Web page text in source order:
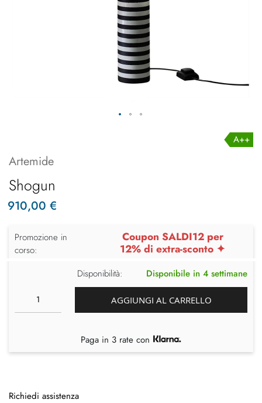
A++
Artemide
Shogun
910,00 €
Promozione in
corso:
Coupon SALDI12 per
12% di extra-sconto ✦
Disponibilità: Disponibile in 4 settimane
AGGIUNGI AL CARRELLO
Paga in 3 rate con
Richiedi assistenza